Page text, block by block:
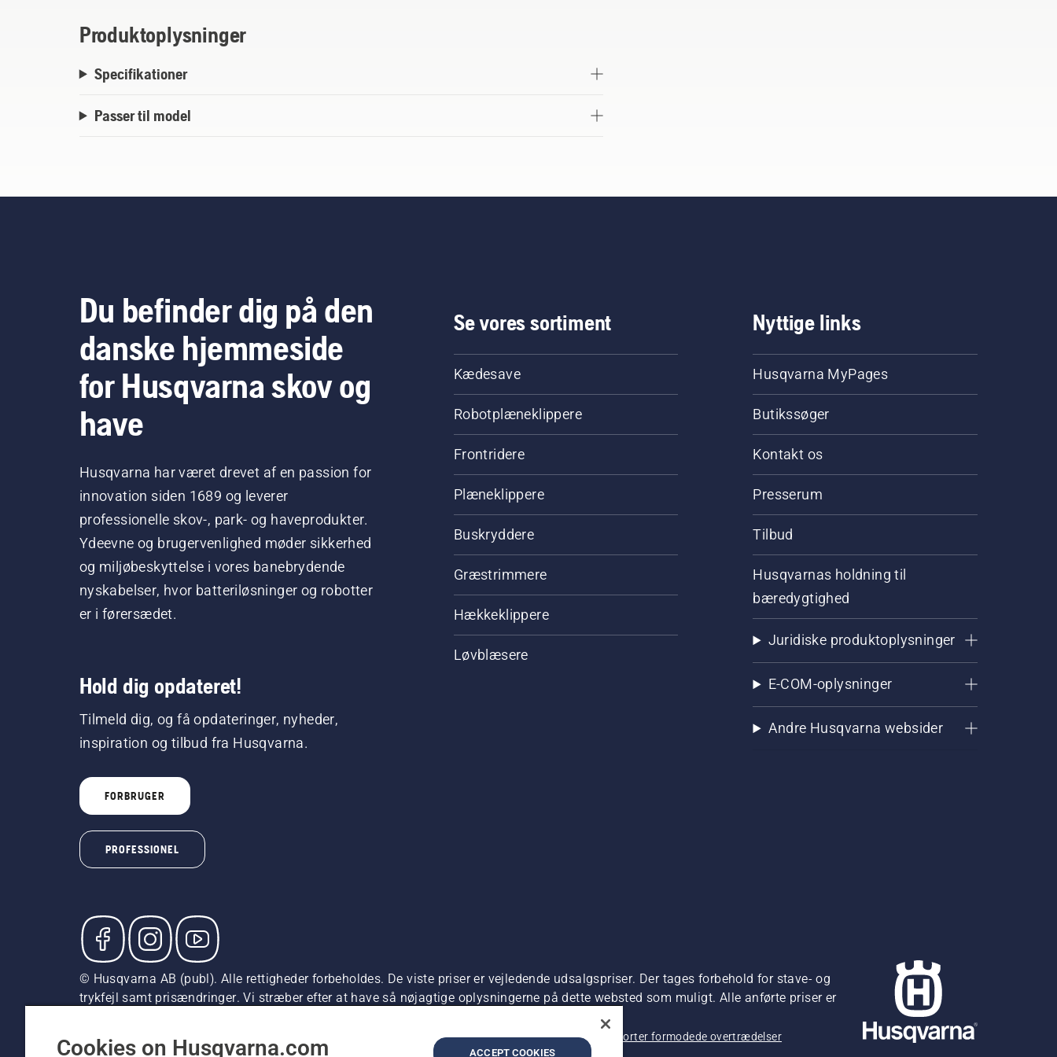
Produktoplysninger
Specifikationer
Passer til model
Du befinder dig på den
danske hjemmeside
for Husqvarna skov og
have
Husqvarna har været drevet af en passion for
innovation siden 1689 og leverer
professionelle skov-, park- og haveprodukter.
Ydeevne og brugervenlighed møder sikkerhed
og miljøbeskyttelse i vores banebrydende
nyskabelser, hvor batteriløsninger og robotter
er i førersædet.
Hold dig opdateret!
Tilmeld dig, og få opdateringer, nyheder,
inspiration og tilbud fra Husqvarna.
FORBRUGER
PROFESSIONEL
Se vores sortiment
Kædesave
Robotplæneklippere
Frontridere
Plæneklippere
Buskryddere
Græstrimmere
Hækkeklippere
Løvblæsere
Nyttige links
Husqvarna MyPages
Butikssøger
Kontakt os
Presserum
Tilbud
Husqvarnas holdning til
bæredygtighed
Juridiske produktoplysninger
E-COM-oplysninger
Andre Husqvarna websider
© Husqvarna AB (publ). Alle rettigheder forbeholdes. De viste priser er vejledende udsalgspriser. Der tages forbehold for stave- og
trykfejl samt prisændringer. Vi stræber efter at have så nøjagtige oplysningerne på dette websted som muligt. Alle anførte priser er
Cookiepolitik Anvendelsesvilkår Bekendtgørelse vedr. beskyttelse af personlige oplysninger Imprint Rapporter formodede overtrædelser
Cookies on Husqvarna.com ACCEPT COOKIES